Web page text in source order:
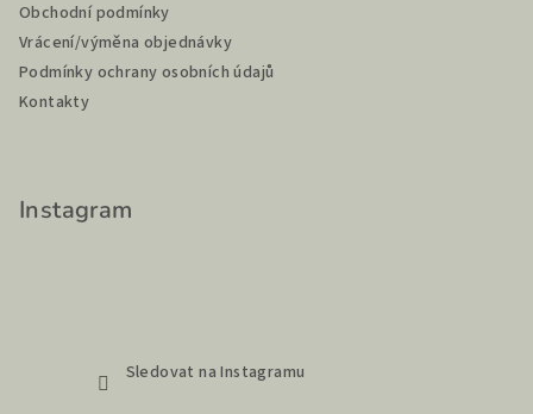
Obchodní podmínky
Vrácení/výměna objednávky
Podmínky ochrany osobních údajů
Kontakty
Instagram
Sledovat na Instagramu